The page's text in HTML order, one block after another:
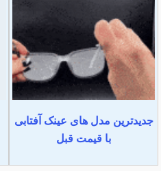
جدیدترین مدل های عینک آفتابی
با قیمت قبل